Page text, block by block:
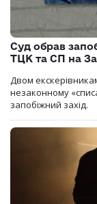
Суд обрав
ТЦК та СП на
Двом
незаконному
запобіжний захід.